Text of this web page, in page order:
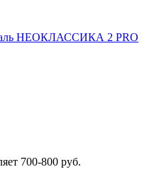
НЕОКЛАССИКА 2 PRO
700-800 руб.